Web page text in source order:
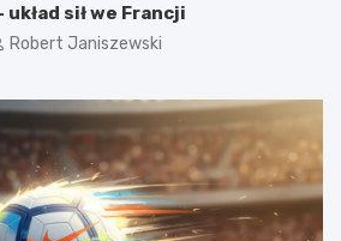
sił we Francji
Robert Janiszewski